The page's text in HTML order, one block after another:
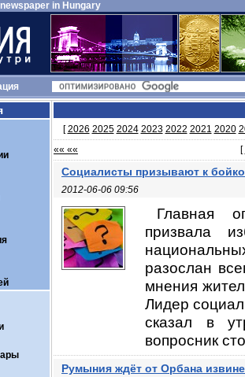
in Hungary
[2026 2025 2024 2023 2022 2021 2020
«« ««
[
Социалисты призывают к
2012-06-06 09:56
Главная
призвала
разослан
мнения
Лидер
сказал в
вопросник
Румыния ждёт от Орбана